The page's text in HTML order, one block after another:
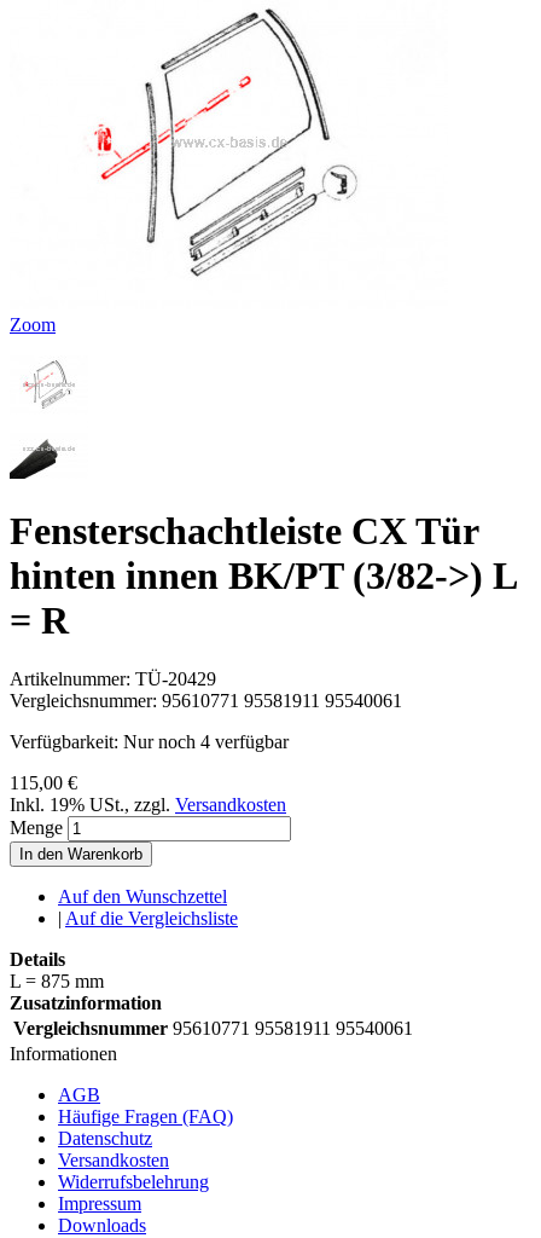
Zoom
Fensterschachtleiste CX Tür
hinten innen BK/PT (3/82->) L
= R
Artikelnummer: TÜ-20429
Vergleichsnummer: 95610771 95581911 95540061
Verfügbarkeit: Nur noch 4 verfügbar
115,00 €
Inkl. 19% USt., zzgl. Versandkosten
Menge
In den Warenkorb
Auf den Wunschzettel
| Auf die Vergleichsliste
Details
L = 875 mm
Zusatzinformation
Vergleichsnummer 95610771 95581911 95540061
Informationen
AGB
Häufige Fragen (FAQ)
Datenschutz
Versandkosten
Widerrufsbelehrung
Impressum
Downloads